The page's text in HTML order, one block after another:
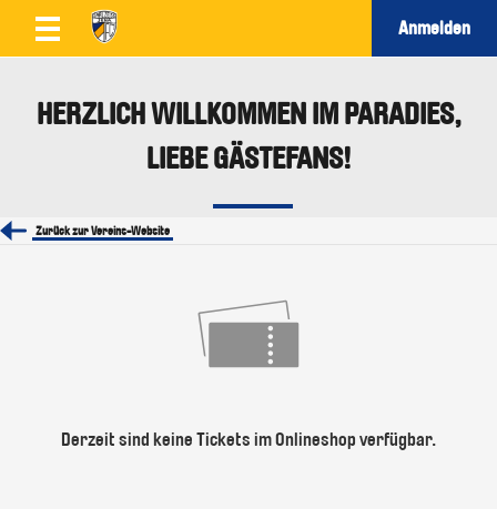
Anmelden
HERZLICH WILLKOMMEN IM PARADIES,
LIEBE GÄSTEFANS!
Zurück zur Vereins-Website
Derzeit sind keine Tickets im Onlineshop verfügbar.